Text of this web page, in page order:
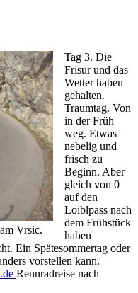
Vrsic.
Tag 3. Die
Frisur und das
Wetter haben
gehalten.
Traumtag. Von
in der Früh
weg. Etwas
nebelig und
frisch zu
Beginn. Aber
gleich von 0
auf den
Loiblpass nach
dem Frühstück
haben
Ein Spätesommertag oder
vorstellen kann.
Rennradreise nach